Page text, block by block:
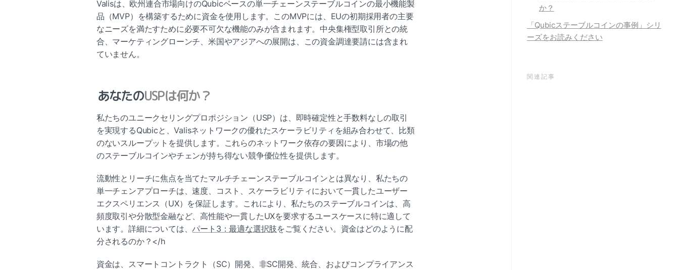
Valisは、欧州連合市場向けのQubicベースの単一チェーンステーブルコインの最小機能製
品（MVP）を構築するために資金を使用します。このMVPには、EUの初期採用者の主要
なニーズを満たすために必要不可欠な機能のみが含まれます。中央集権型取引所との統
合、マーケティングローンチ、米国やアジアへの展開は、この資金調達要請には含まれ
ていません。
あなたのUSPは何か？
私たちのユニークセリングプロポジション（USP）は、即時確定性と手数料なしの取引
を実現するQubicと、Valisネットワークの優れたスケーラビリティを組み合わせて、比類
のないスループットを提供します。これらのネットワーク依存の要因により、市場の他
のステーブルコインやチェンが持ち得ない競争優位性を提供します。
流動性とリーチに焦点を当てたマルチチェーンステーブルコインとは異なり、私たちの
単一チェンアプローチは、速度、コスト、スケーラビリティにおいて一貫したユーザー
エクスペリエンス（UX）を保証します。これにより、私たちのステーブルコインは、高
頻度取引や分散型金融など、高性能や一貫したUXを要求するユースケースに特に適して
います。詳細については、パート3：最適な選択肢をご覧ください。資金はどのように配
分されるのか？</h
資金は、スマートコントラクト（SC）開発、非SC開発、統合、およびコンプライアンス
か？
「Qubicステーブルコインの事例 」シリ
ーズをお読みください
関連記事